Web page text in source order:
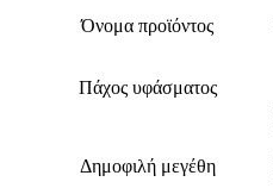
Όνομα προϊόντος
Πάχος υφάσματος
Δημοφιλή μεγέθη